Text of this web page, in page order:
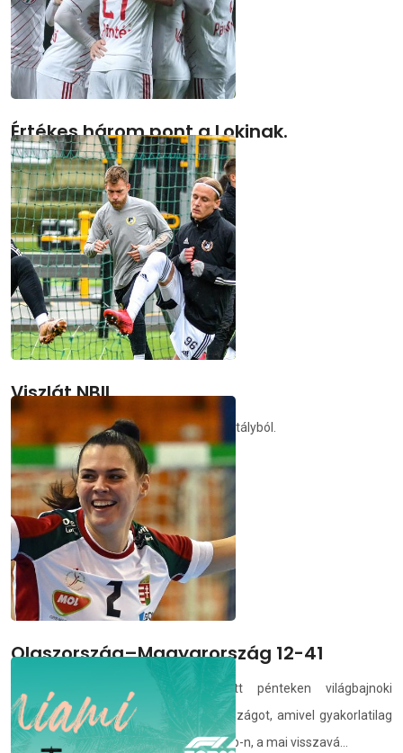
bajnokságon elért eredményével.
demedia.hu 2021.04.19.
Értékes három pont a Lokinak.
WKW ETO FC Győr–Debreceni VSC 2–4
demedia.hu 2021.04.18.
Viszlát NBII
Kikapott, és kiesett a DEAC a másodosztályból.
demedia.hu 2021.04.18.
Olaszország–Magyarország 12-41
A magyar női kézilabda-válogatott pénteken világbajnoki
selejtezőn 46–19-re legyőzte Olaszországot, amivel gyakorlatilag
biztosította a helyét a spanyolországi vb-n, a mai visszavá...